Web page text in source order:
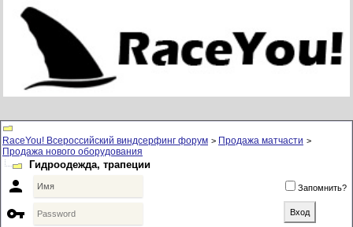
RaceYou! Всероссийский виндсерфинг форум > Продажа матчасти >
Продажа нового оборудования
Гидроодежда, трапеции
 Запомнить?
